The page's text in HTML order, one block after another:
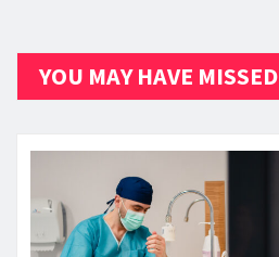
YOU MAY HAVE MISSED